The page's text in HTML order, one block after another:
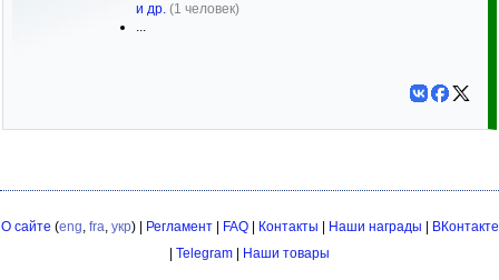
и др. (1 человек)
...
О сайте (eng, fra, укр) | Регламент| FAQ| Контакты Наши награды
ВКонтакте
Telegram Наши товары